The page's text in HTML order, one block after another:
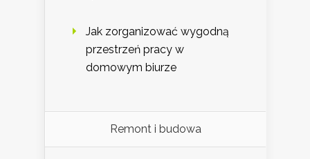
Jak zorganizować wygodną
przestrzeń pracy w
domowym biurze
Remont i budowa